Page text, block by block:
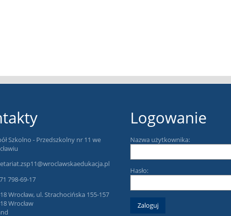
Szkolno - Przedszkolny nr 11 we
798-69-17
Wrocław, ul. Strachocińska 155-157
Wrocław
Logowanie
Nazwa użytkownika:
Hasło: